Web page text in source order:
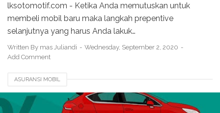
lksotomotif.com - Ketika Anda memutuskan untuk
membeli mobil baru maka langkah prepentive
selanjutnya yang harus Anda lakuk…
Written By mas Juliandi
Wednesday, September 2, 2020
Add Comment
ASURANSI MOBIL